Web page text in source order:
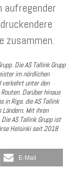
aufregender
zusammen.
Die AS Tallink Grupp
im nördlichen
unter den
Darüber hinaus
in Riga. die AS Tallink
Mit ihren
AS Tallink Grupp ist
Helsinki seit 2018
E-Mail